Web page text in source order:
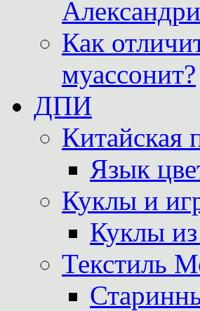
Как
муассонит?
ДПИ
Китайская
Язык
Куклы и
Куклы
Текстиль